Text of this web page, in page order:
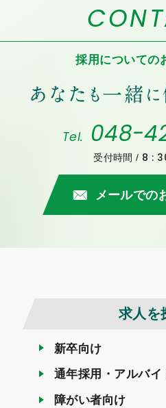
採用についての
Tel. 048-
受付時間 / 8 :
メールでの
求人を
新卒向け
通年採用・アルバイ
障がい者向け